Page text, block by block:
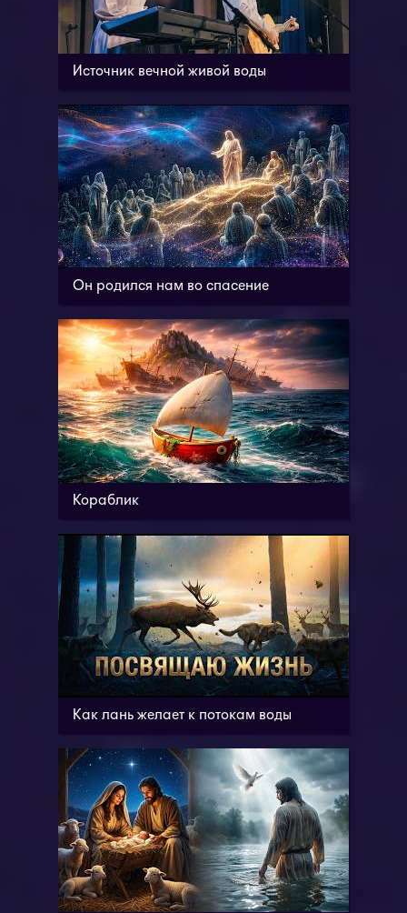
Источник вечной живой воды
Он родился нам во спасение
Кораблик
Как лань желает к потокам воды